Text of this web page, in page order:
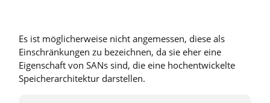
Es ist möglicherweise nicht angemessen, diese als
Einschränkungen zu bezeichnen, da sie eher eine
Eigenschaft von SANs sind, die eine hochentwickelte
Speicherarchitektur darstellen.